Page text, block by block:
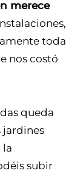
merece
toda
nos costó
queda
jardines
la
subir